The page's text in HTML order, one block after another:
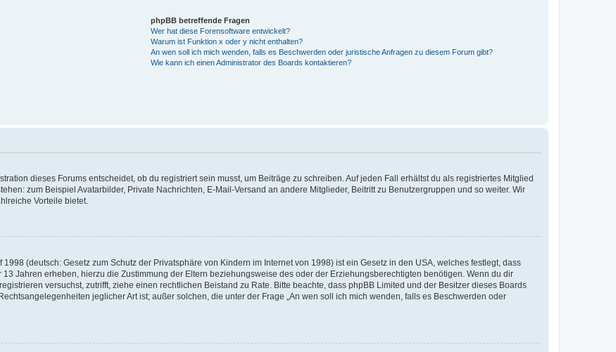
phpBB betreffende Fragen
Wer hat diese Forensoftware entwickelt?
Warum ist Funktion x oder y nicht enthalten?
An wen soll ich mich wenden, falls es Beschwerden oder juristische Anfragen zu diesem Forum gibt?
Wie kann ich einen Administrator des Boards kontaktieren?
dieses Forums entscheidet, ob du registriert sein musst, um Beiträge zu schreiben. Auf jeden Fall erhältst du als registriertes Mitglied
zum Beispiel Avatarbilder, Private Nachrichten, E-Mail-Versand an andere Mitglieder, Beitritt zu Benutzergruppen und so weiter. Wir
Vorteile bietet.
(deutsch: Gesetz zum Schutz der Privatsphäre von Kindern im Internet von 1998) ist ein Gesetz in den USA, welches festlegt, dass
Jahren erheben, hierzu die Zustimmung der Eltern beziehungsweise des oder der Erziehungsberechtigten benötigen. Wenn du dir
versuchst, zutrifft, ziehe einen rechtlichen Beistand zu Rate. Bitte beachte, dass phpBB Limited und der Besitzer dieses Boards
jeglicher Art ist; außer solchen, die unter der Frage „An wen soll ich mich wenden, falls es Beschwerden oder